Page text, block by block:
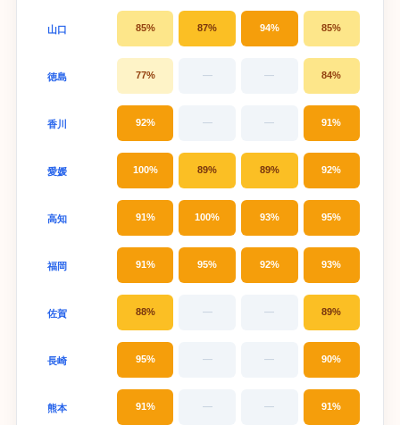
山口 85% 87% 94% 85%
徳島 77% — — 84%
香川 92% — — 91%
愛媛 100% 89% 89% 92%
高知 91% 100% 93% 95%
福岡 91% 95% 92% 93%
佐賀 88% — — 89%
長崎 95% — — 90%
熊本 91% — — 91%